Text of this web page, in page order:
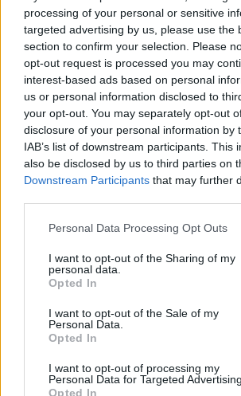
processing of your personal or sensitive
targeted advertising by us, please use the
section to confirm your selection. Please
opt-out request is processed you may
interest-based ads based on personal
us or personal information disclosed to
your opt-out. You may separately opt-out
disclosure of your personal information by
IAB’s list of downstream participants. This
also be disclosed by us to third parties on
Downstream Participants that may further
Personal Data Processing Opt Outs
I want to opt-out of the Sharing of my
personal data.
Opted In
I want to opt-out of the Sale of my
Personal Data.
Opted In
I want to opt-out of processing my
Personal Data for Targeted Advertising.
Opted In
19.00 – 20.00
: Doccia +
20.00 – 21.00: Cena
21.00 – 22.30: Animazione
22.30: Buonanotte
Le quote di ISCRIZIONE:
Intero (con
Formula Day (senza cena e
pernottamento): € 350
**I partecipanti dovranno
obbligatoriamente, in loco, il kit
kit comprende una sacca
magliette e due pantaloncini.
**Ogni 4 iscritti dello stesso club,